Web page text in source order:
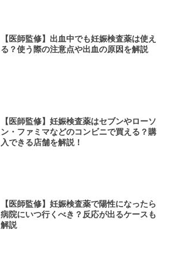
【医師監修】出血中でも妊娠検査薬は使え
る？使う際の注意点や出血の原因を解説
【医師監修】妊娠検査薬はセブンやローソ
ン・ファミマなどのコンビニで買える？購
入できる店舗を解説！
【医師監修】妊娠検査薬で陽性になったら
病院にいつ行くべき？反応が出るケースも
解説